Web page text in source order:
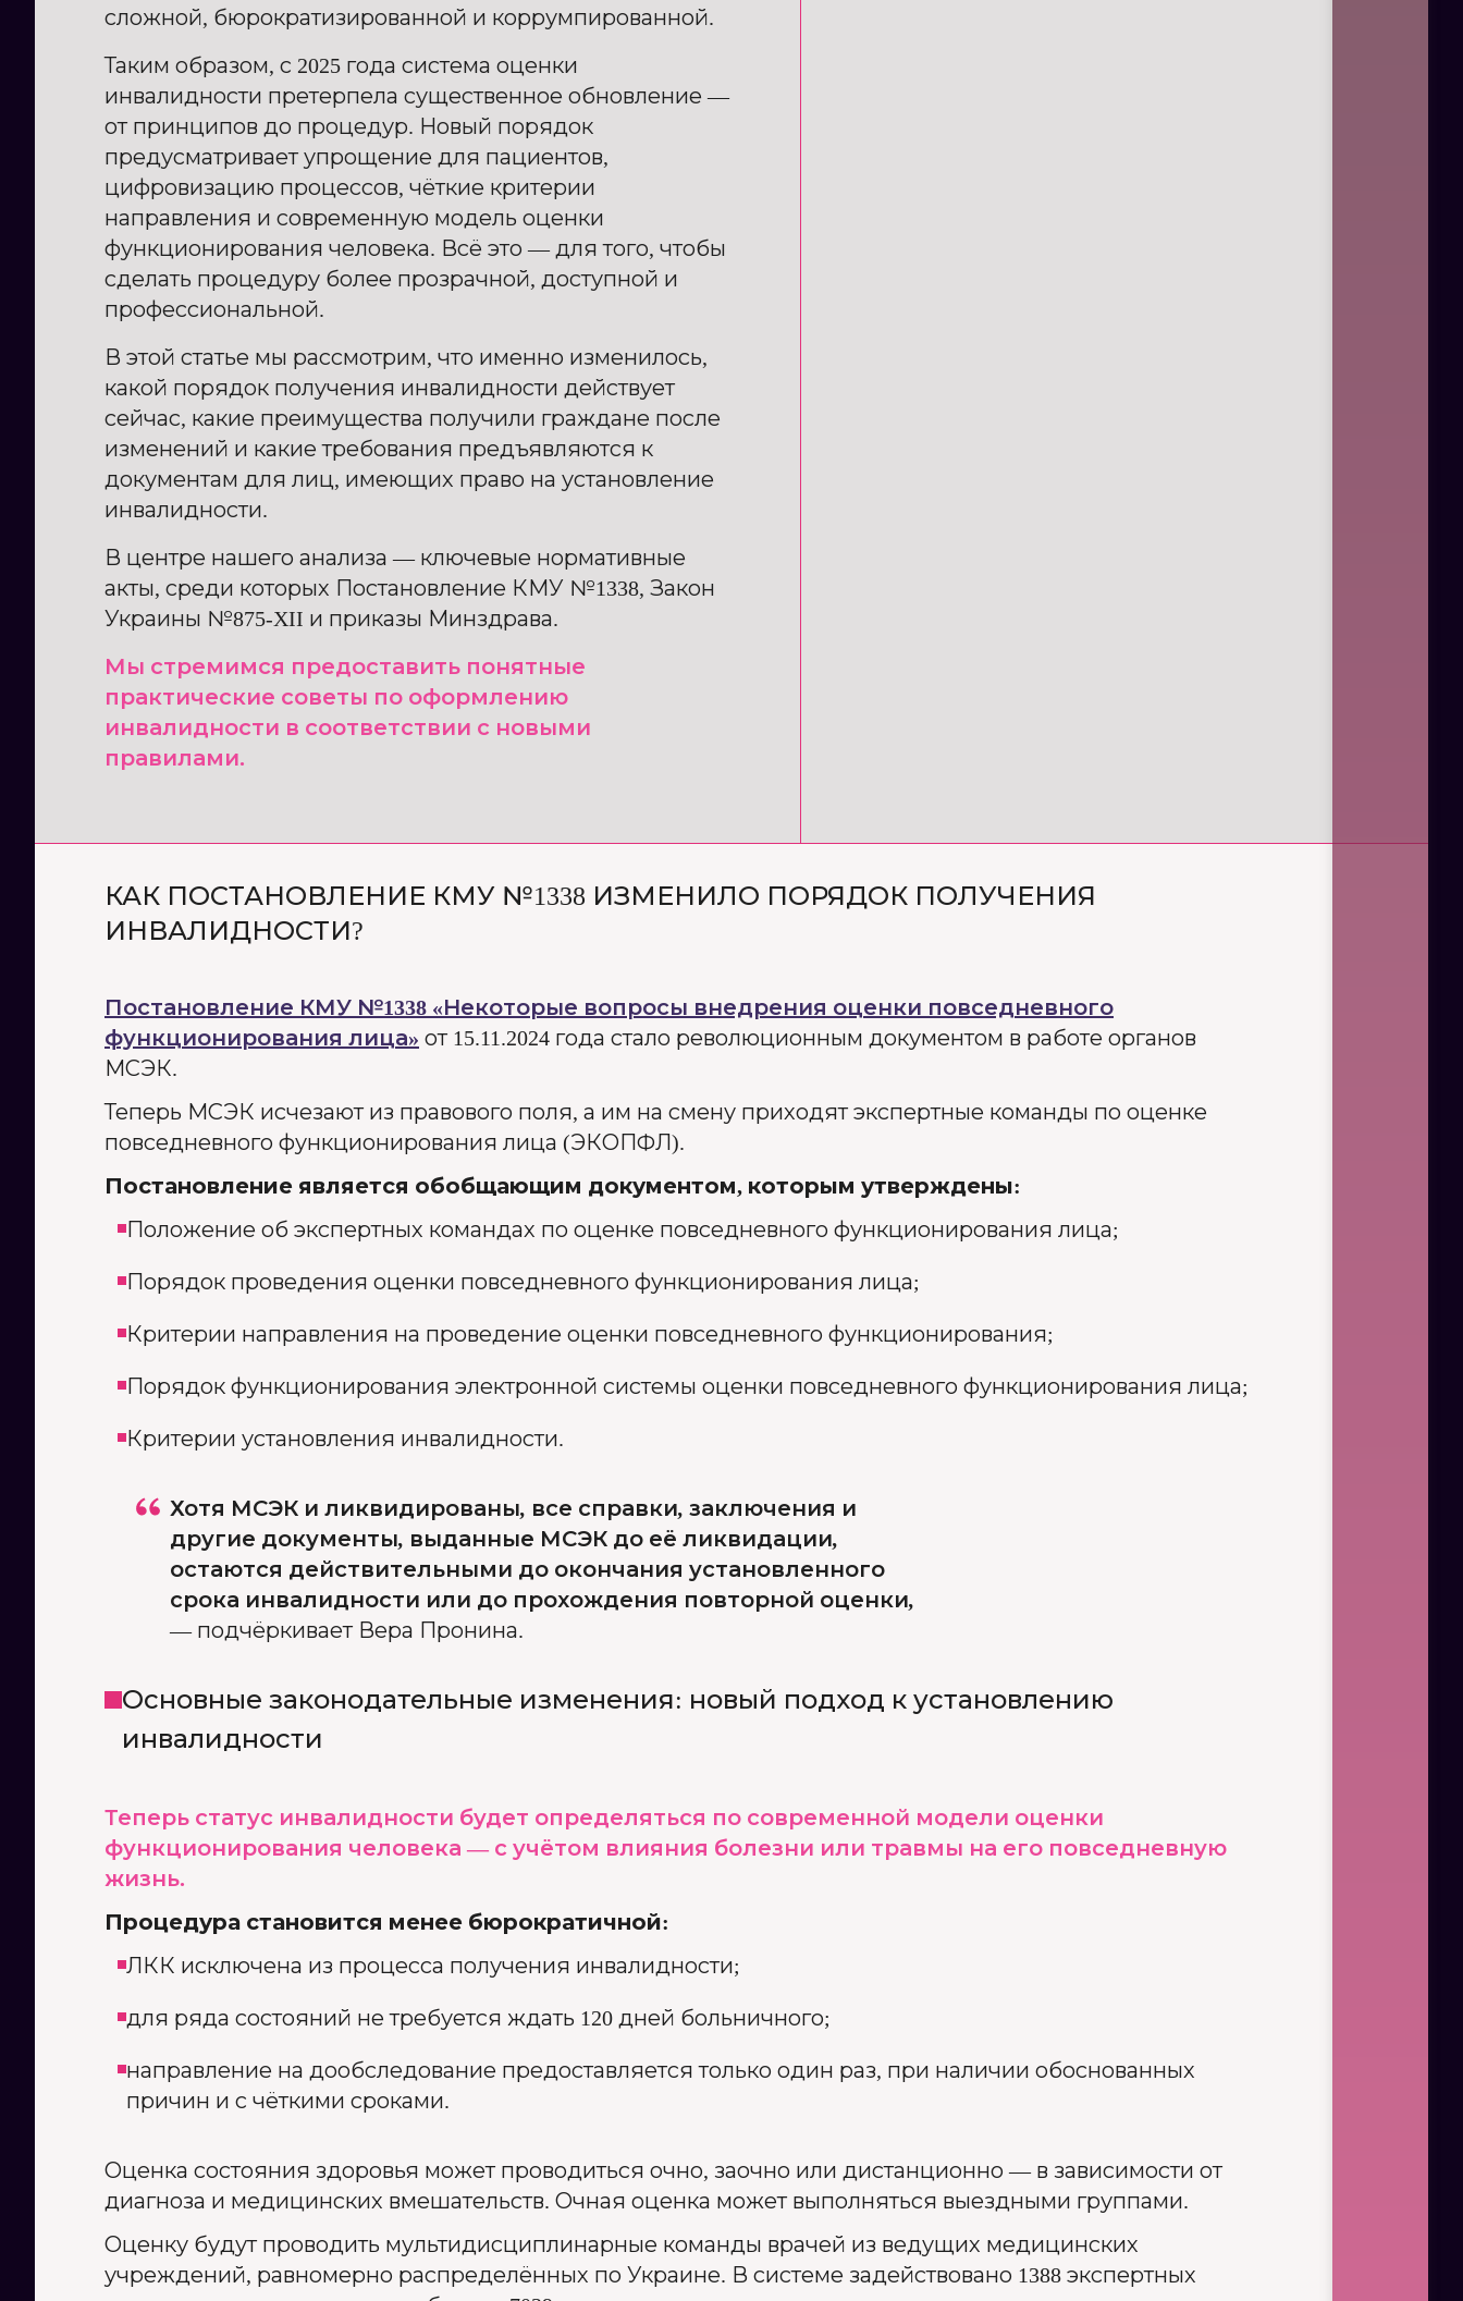
сложной, бюрократизированной и коррумпированной.
Таким образом, с 2025 года система оценки
инвалидности претерпела существенное обновление —
от принципов до процедур. Новый порядок
предусматривает упрощение для пациентов,
цифровизацию процессов, чёткие критерии
направления и современную модель оценки
функционирования человека. Всё это — для того, чтобы
сделать процедуру более прозрачной, доступной и
профессиональной.
В этой статье мы рассмотрим, что именно изменилось,
какой порядок получения инвалидности действует
сейчас, какие преимущества получили граждане после
изменений и какие требования предъявляются к
документам для лиц, имеющих право на установление
инвалидности.
В центре нашего анализа — ключевые нормативные
акты, среди которых Постановление КМУ №1338, Закон
Украины №875-XII и приказы Минздрава.
Мы стремимся предоставить понятные
практические советы по оформлению
инвалидности в соответствии с новыми
правилами.
КАК ПОСТАНОВЛЕНИЕ КМУ №1338 ИЗМЕНИЛО ПОРЯДОК ПОЛУЧЕНИЯ
ИНВАЛИДНОСТИ?
Постановление КМУ №1338 «Некоторые вопросы внедрения оценки повседневного
функционирования лица» от 15.11.2024 года стало революционным документом в работе органов
МСЭК.
Теперь МСЭК исчезают из правового поля, а им на смену приходят экспертные команды по оценке
повседневного функционирования лица (ЭКОПФЛ).
Постановление является обобщающим документом, которым утверждены:
Положение об экспертных командах по оценке повседневного функционирования лица;
Порядок проведения оценки повседневного функционирования лица;
Критерии направления на проведение оценки повседневного функционирования;
Порядок функционирования электронной системы оценки повседневного функционирования лица;
Критерии установления инвалидности.
Хотя МСЭК и ликвидированы, все справки, заключения и
другие документы, выданные МСЭК до её ликвидации,
остаются действительными до окончания установленного
срока инвалидности или до прохождения повторной оценки,
— подчёркивает Вера Пронина.
Основные законодательные изменения: новый подход к установлению
инвалидности
Теперь статус инвалидности будет определяться по современной модели оценки
функционирования человека — с учётом влияния болезни или травмы на его повседневную
жизнь.
Процедура становится менее бюрократичной:
ЛКК исключена из процесса получения инвалидности;
для ряда состояний не требуется ждать 120 дней больничного;
направление на дообследование предоставляется только один раз, при наличии обоснованных
причин и с чёткими сроками.
Оценка состояния здоровья может проводиться очно, заочно или дистанционно — в зависимости от
диагноза и медицинских вмешательств. Очная оценка может выполняться выездными группами.
Оценку будут проводить мультидисциплинарные команды врачей из ведущих медицинских
учреждений, равномерно распределённых по Украине. В системе задействовано 1388 экспертных